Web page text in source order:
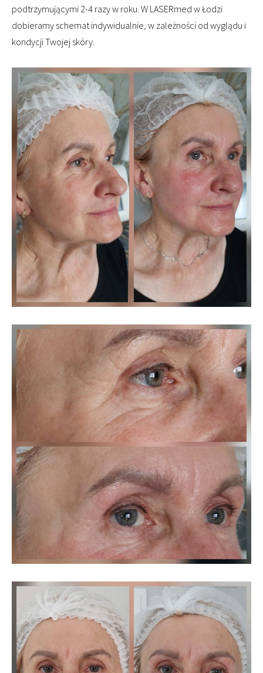
podtrzymującymi 2-4 razy w roku. W LASERmed w Łodzi
dobieramy schemat indywidualnie, w zależności od wyglądu i
kondycji Twojej skóry.